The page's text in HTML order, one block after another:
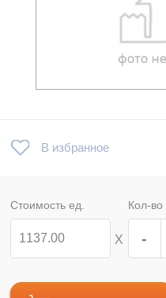
В избранное
Стоимость ед.
Х
Кол-во
-